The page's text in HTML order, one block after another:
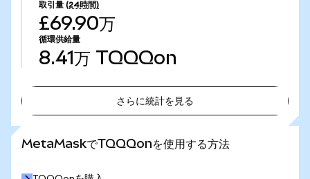
取引量 (24時間)
£69.90万
循環供給量
8.41万 TQQQon
さらに統計を見る
MetaMaskでTQQQonを使用する方法